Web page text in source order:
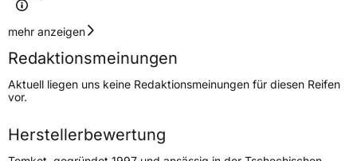
Geschwindigkeitsindex
Höchstgeschwindigkeit
240 km/h
Lastindex91
Höchstlast615 kg
mehr anzeigen
Redaktionsmeinungen
Aktuell liegen uns keine Redaktionsmeinungen für diesen Reifen
vor.
Herstellerbewertung